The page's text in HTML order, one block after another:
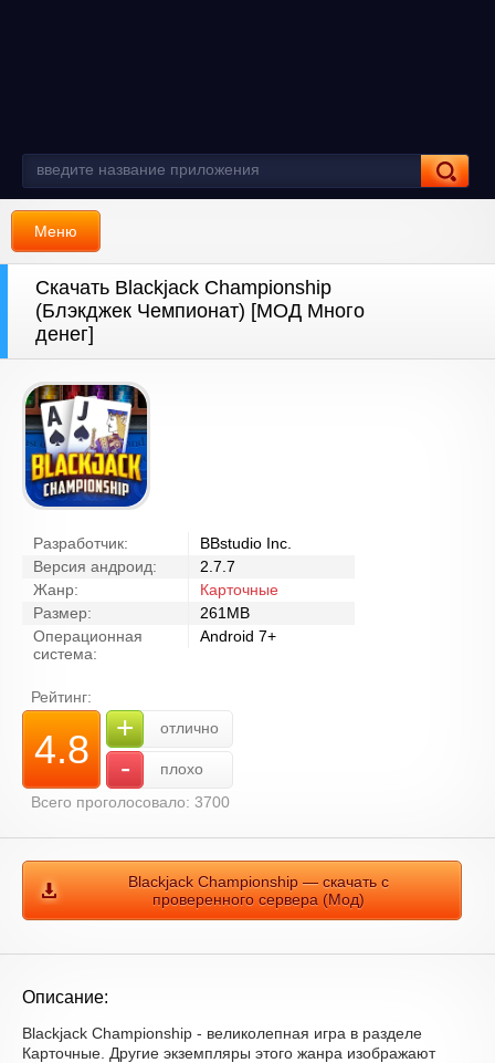
Меню
Скачать Blackjack Championship
(Блэкджек Чемпионат) [МОД Много
денег]
Разработчик:
BBstudio Inc.
Версия андроид:
2.7.7
Жанр:
Карточные
Размер:
261MB
Операционная
система:
Android 7+
Рейтинг:
4.8 + отлично
-
плохо
Всего проголосовало: 3700
Blackjack Championship — скачать с
проверенного сервера (Мод)
Описание:
Blackjack Championship - великолепная игра в разделе
Карточные. Другие экземпляры этого жанра изображают